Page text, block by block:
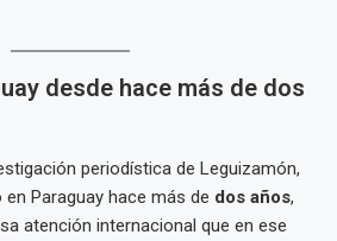
desde hace más de dos
periodística de Leguizamón,
Paraguay hace más de dos años,
atención internacional que en ese